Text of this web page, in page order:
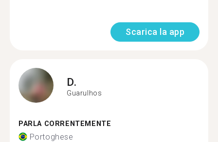
Scarica la app
D.
Guarulhos
PARLA CORRENTEMENTE
Portoghese